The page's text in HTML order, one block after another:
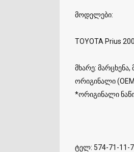
მოდელები:
TOYOTA Prius
მხარე: მარცხენა,
ორიგინალი
*ორიგინალი
ტელ: 574-71-11-